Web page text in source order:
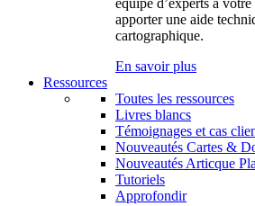
apporter une aide
cartographique.
En savoir plus
Ressources
Toutes les ressources
Livres blancs
Témoignages et cas
Nouveautés Cartes &
Nouveautés Articque
Tutoriels
Approfondir